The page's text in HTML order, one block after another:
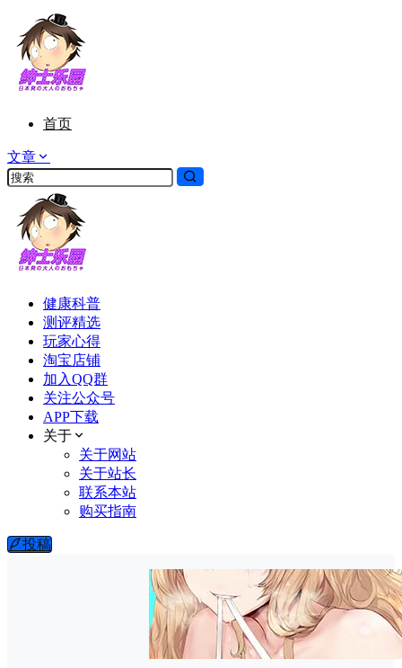
首页
文章
健康科普
测评精选
玩家心得
淘宝店铺
加入QQ群
关注公众号
APP下载
关于
关于网站
关于站长
联系本站
购买指南
投稿